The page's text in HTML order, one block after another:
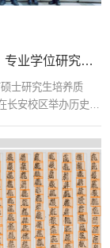
历史教育学科学科建设暨学科教学（历史）专业学位研究生高质量培养学术论坛举行
士研究生培养质
安校区举办历史教
姬秉新教授，四川
大学袁从秀教授，
山东师范大学楼建